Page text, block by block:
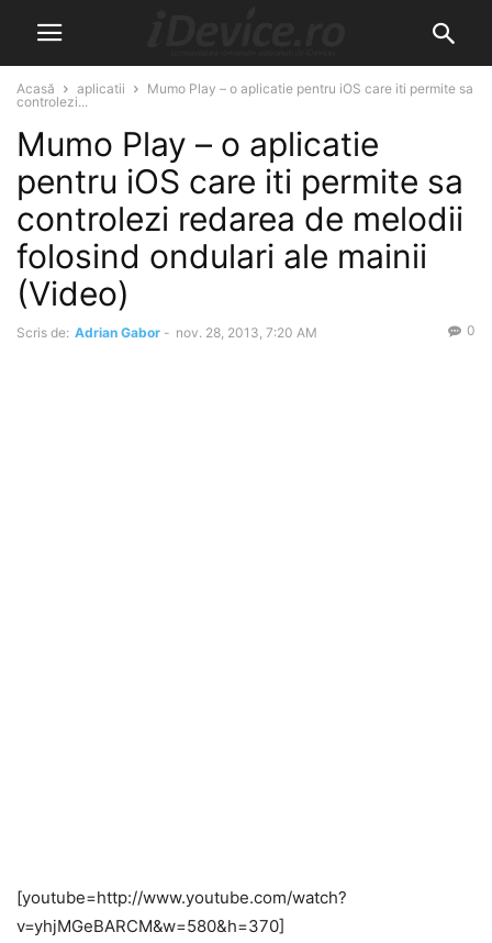
Acasă aplicatii
Mumo Play – o aplicatie pentru iOS care iti permite sa
controlezi...
Mumo Play – o aplicatie
pentru iOS care iti permite sa
controlezi redarea de melodii
folosind ondulari ale mainii
(Video)
Scris de: Adrian Gabor - nov. 28, 2013, 7:20 AM 0
[youtube=http://www.youtube.com/watch?
v=yhjMGeBARCM&w=580&h=370]